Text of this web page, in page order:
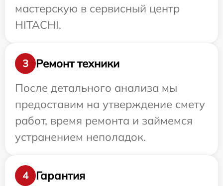
мастерскую в сервисный центр
HITACHI.
3
Ремонт техники
После детального анализа мы
предоставим на утверждение смету
работ, время ремонта и займемся
устранением неполадок.
4 Гарантия